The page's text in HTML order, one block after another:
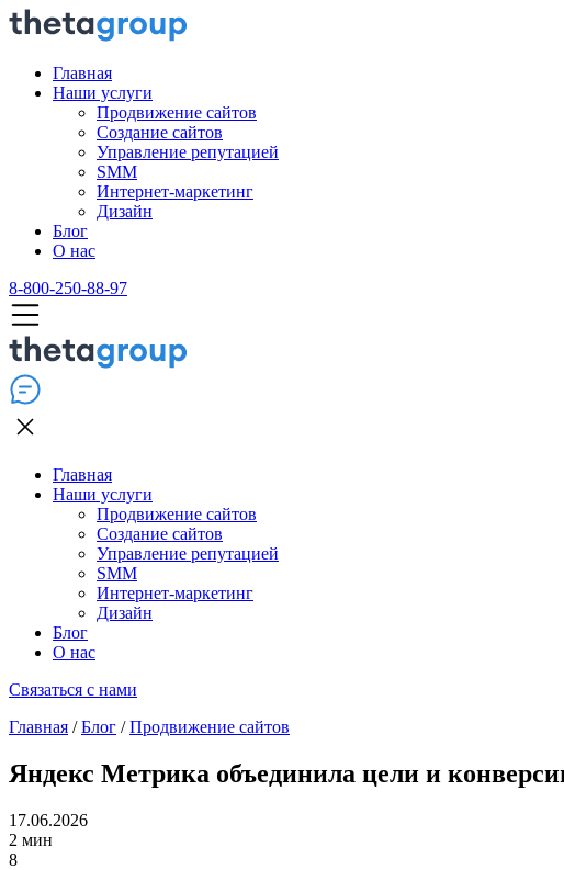
Главная
Наши услуги
Продвижение сайтов
Создание сайтов
Управление репутацией
SMM
Интернет-маркетинг
Дизайн
Блог
О нас
8-800-250-88-97
Главная
Наши услуги
Продвижение сайтов
Создание сайтов
Управление репутацией
SMM
Интернет-маркетинг
Дизайн
Блог
О нас
Связаться с нами
Главная /Блог /Продвижение сайтов
Яндекс Метрика объединила цели и
17.06.2026
2 мин
8